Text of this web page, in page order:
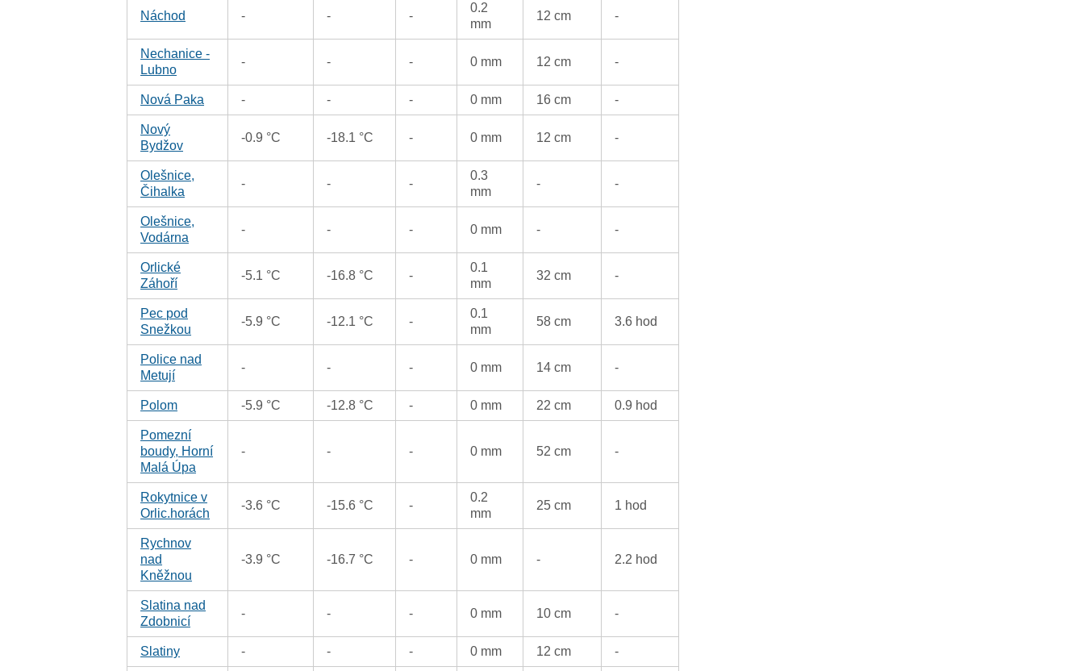
Náchod - - -
0.2
mm
12 cm -
Nechanice -
Lubno
- - - 0 mm 12 cm -
Nová Paka - - - 0 mm 16 cm -
Nový
Bydžov
-0.9 °C -18.1 °C - 0 mm 12 cm -
Olešnice,
Čihalka
- - -
0.3
mm
- -
Olešnice,
Vodárna
- - - 0 mm - -
Orlické
Záhoří
-5.1 °C -16.8 °C -
0.1
mm
32 cm -
Pec pod
Snežkou
-5.9 °C -12.1 °C -
0.1
mm
58 cm 3.6 hod
Police nad
Metují
- - - 0 mm 14 cm -
Polom -5.9 °C -12.8 °C - 0 mm 22 cm 0.9 hod
Pomezní
boudy, Horní
Malá Úpa
- - - 0 mm 52 cm -
Rokytnice v
Orlic.horách
-3.6 °C -15.6 °C -
0.2
mm
25 cm 1 hod
Rychnov
nad
Kněžnou
-3.9 °C -16.7 °C - 0 mm - 2.2 hod
Slatina nad
Zdobnicí
- - - 0 mm 10 cm -
Slatiny - - - 0 mm 12 cm -